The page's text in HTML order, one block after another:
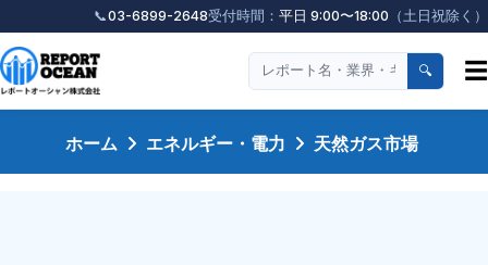
📞03-6899-2648受付時間： 平日 9:00〜18:00 （土日祝除く）
🔍 ☰
ホーム エネルギー・電力 天然ガス市場